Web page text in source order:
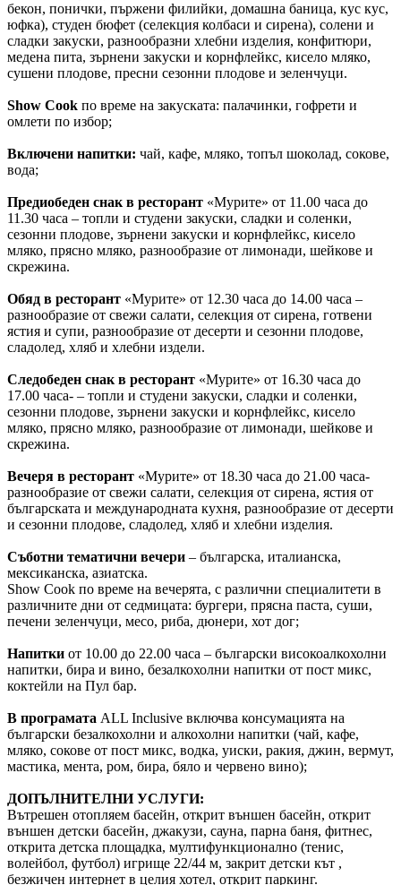
бекон, понички, пържени филийки, домашна баница, кус кус,
юфка), студен бюфет (селекция колбаси и сирена), солени и
сладки закуски, разнообразни хлебни изделия, конфитюри,
медена пита, зърнени закуски и корнфлейкс, кисело мляко,
сушени плодове, пресни сезонни плодове и зеленчуци.
Show Cook по време на закуската: палачинки, гофрети и
омлети по избор;
Включени напитки: чай, кафе, мляко, топъл шоколад, сокове,
вода;
Предиобеден снак в ресторант «Мурите» от 11.00 часа до
11.30 часа – топли и студени закуски, сладки и соленки,
сезонни плодове, зърнени закуски и корнфлейкс, кисело
мляко, прясно мляко, разнообразие от лимонади, шейкове и
скрежина.
Обяд в ресторант «Мурите» от 12.30 часа до 14.00 часа –
разнообразие от свежи салати, селекция от сирена, готвени
ястия и супи, разнообразие от десерти и сезонни плодове,
сладолед, хляб и хлебни издели.
Следобеден снак в ресторант «Мурите» от 16.30 часа до
17.00 часа- – топли и студени закуски, сладки и соленки,
сезонни плодове, зърнени закуски и корнфлейкс, кисело
мляко, прясно мляко, разнообразие от лимонади, шейкове и
скрежина.
Вечеря в ресторант «Мурите» от 18.30 часа до 21.00 часа-
разнообразие от свежи салати, селекция от сирена, ястия от
българската и международната кухня, разнообразие от десерти
и сезонни плодове, сладолед, хляб и хлебни изделия.
Съботни тематични вечери – българска, италианска,
мексиканска, азиатска.
Show Cook по време на вечерята, с различни специалитети в
различните дни от седмицата: бургери, прясна паста, суши,
печени зеленчуци, месо, риба, дюнери, хот дог;
Напитки от 10.00 до 22.00 часа – български високоалкохолни
напитки, бира и вино, безалкохолни напитки от пост микс,
коктейли на Пул бар.
В програмата ALL Inclusive включва консумацията на
български безалкохолни и алкохолни напитки (чай, кафе,
мляко, сокове от пост микс, водка, уиски, ракия, джин, вермут,
мастика, мента, ром, бира, бяло и червено вино);
ДОПЪЛНИТЕЛНИ УСЛУГИ:
Вътрешен отопляем басейн, открит външен басейн, открит
външен детски басейн, джакузи, сауна, парна баня, фитнес,
открита детска площадка, мултифункционално (тенис,
волейбол, футбол) игрище 22/44 м, закрит детски кът ,
безжичен интернет в целия хотел, открит паркинг.